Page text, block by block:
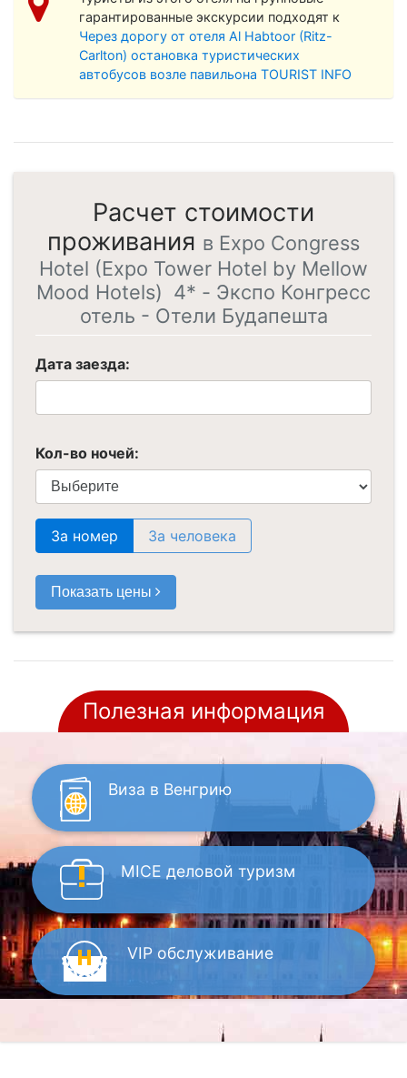
гарантированные экскурсии подходят к
Через дорогу от отеля Al Habtoor (Ritz-
Carlton) остановка туристических
автобусов возле павильона TOURIST INFO
Расчет стоимости
проживания в Expo Congress
Hotel (Expo Tower Hotel by Mellow
Mood Hotels) 4* - Экспо Конгресс
отель - Отели Будапешта
Дата заезда:
Кол-во ночей:
За номер За человека
Показать цены
Полезная информация
Виза в Венгрию
MICE деловой туризм
VIP обслуживание